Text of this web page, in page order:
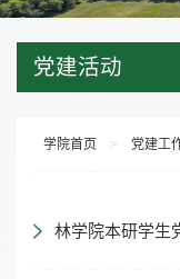
党建活动
学院首页 > 党建工